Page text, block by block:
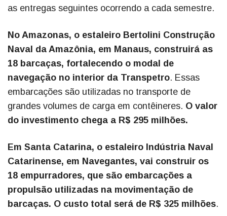
as entregas seguintes ocorrendo a cada semestre.
No Amazonas, o estaleiro Bertolini Construção
Naval da Amazônia, em Manaus, construirá as
18 barcaças, fortalecendo o modal de
navegação no interior da Transpetro. Essas
embarcações são utilizadas no transporte de
grandes volumes de carga em contêineres. O valor
do investimento chega a R$ 295 milhões.
Em Santa Catarina, o estaleiro Indústria Naval
Catarinense, em Navegantes, vai construir os
18 empurradores, que são embarcações a
propulsão utilizadas na movimentação de
barcaças. O custo total será de R$ 325 milhões.